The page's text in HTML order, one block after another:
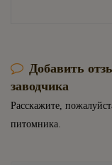
Добавить
заводчика
Расскажите,
питомника.